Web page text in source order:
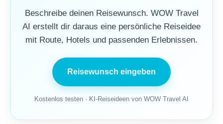
Beschreibe deinen Reisewunsch. WOW Travel
AI erstellt dir daraus eine persönliche Reiseidee
mit Route, Hotels und passenden Erlebnissen.
Reisewunsch eingeben
Kostenlos testen · KI-Reiseideen von WOW Travel AI